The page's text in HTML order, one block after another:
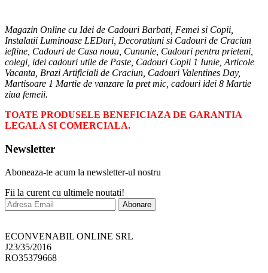
Magazin Online cu Idei de Cadouri Barbati, Femei si Copii,
Instalatii Luminoase LEDuri, Decoratiuni si Cadouri de Craciun
ieftine, Cadouri de Casa noua, Cununie, Cadouri pentru prieteni,
colegi, idei cadouri utile de Paste, Cadouri Copii 1 Iunie, Articole
Vacanta, Brazi Artificiali de Craciun, Cadouri Valentines Day,
Martisoare 1 Martie de vanzare la pret mic, cadouri idei 8 Martie
TOATE PRODUSELE BENEFICIAZA DE GARANTIA
Fii la curent cu ultimele noutati!
ECONVENABIL ONLINE SRL